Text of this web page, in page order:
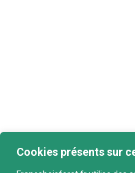
Cookies présents sur